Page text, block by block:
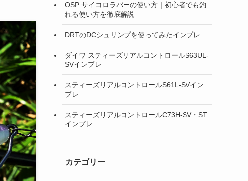
OSP サイコロラバーの使い方｜初心者でも釣
れる使い方を徹底解説
DRTのDCシュリンプを使ってみたインプレ
ダイワ スティーズリアルコントロールS63UL-
SVインプレ
スティーズリアルコントロールS61L-SVイン
プレ
スティーズリアルコントロールC73H-SV・ST
インプレ
カテゴリー